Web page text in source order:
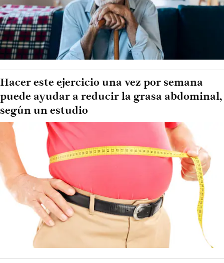
Hacer este ejercicio una vez por semana
puede ayudar a reducir la grasa abdominal,
según un estudio